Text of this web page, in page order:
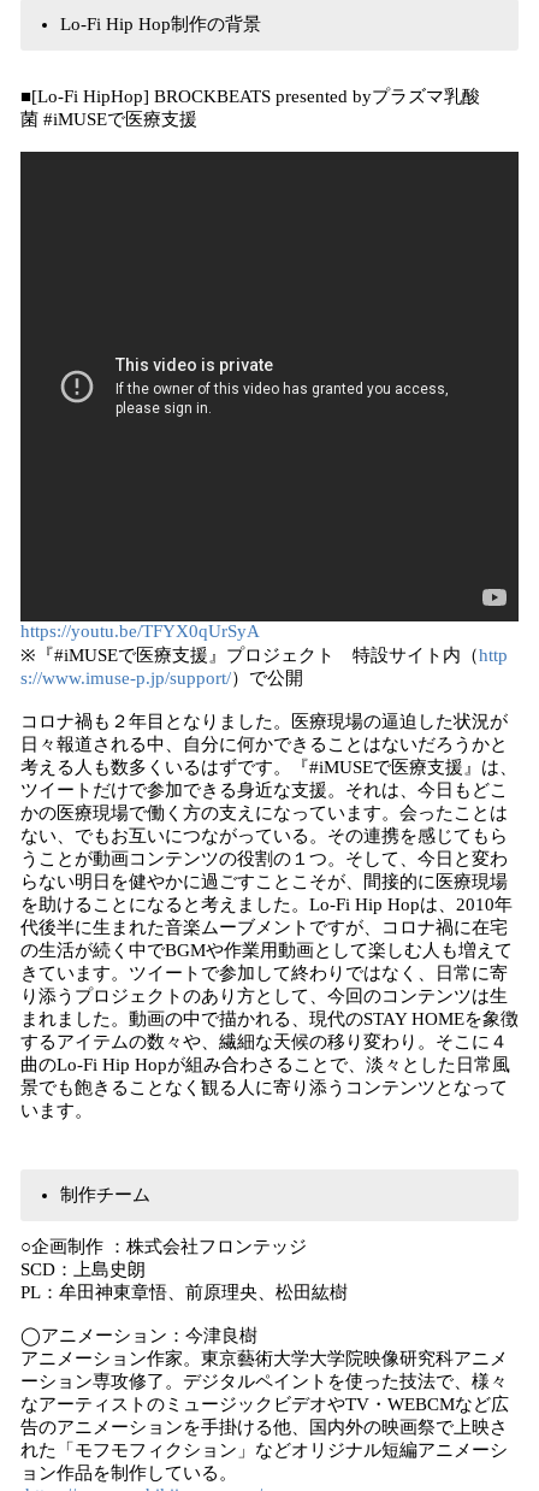
Lo-Fi Hip Hop制作の背景
■[Lo-Fi HipHop] BROCKBEATS presented byプラズマ乳酸
菌 #iMUSEで医療支援
https://youtu.be/TFYX0qUrSyA
※『#iMUSEで医療支援』プロジェクト 特設サイト内（http
s://www.imuse-p.jp/support/）で公開
コロナ禍も２年目となりました。医療現場の逼迫した状況が
日々報道される中、自分に何かできることはないだろうかと
考える人も数多くいるはずです。『#iMUSEで医療支援』は、
ツイートだけで参加できる身近な支援。それは、今日もどこ
かの医療現場で働く方の支えになっています。会ったことは
ない、でもお互いにつながっている。その連携を感じてもら
うことが動画コンテンツの役割の１つ。そして、今日と変わ
らない明日を健やかに過ごすことこそが、間接的に医療現場
を助けることになると考えました。Lo-Fi Hip Hopは、2010年
代後半に生まれた音楽ムーブメントですが、コロナ禍に在宅
の生活が続く中でBGMや作業用動画として楽しむ人も増えて
きています。ツイートで参加して終わりではなく、日常に寄
り添うプロジェクトのあり方として、今回のコンテンツは生
まれました。動画の中で描かれる、現代のSTAY HOMEを象徴
するアイテムの数々や、繊細な天候の移り変わり。そこに４
曲のLo-Fi Hip Hopが組み合わさることで、淡々とした日常風
景でも飽きることなく観る人に寄り添うコンテンツとなって
います。
制作チーム
○企画制作 ：株式会社フロンテッジ
SCD：上島史朗
PL：牟田神東章悟、前原理央、松田紘樹
◯アニメーション：今津良樹
アニメーション作家。東京藝術大学大学院映像研究科アニメ
ーション専攻修了。デジタルペイントを使った技法で、様々
なアーティストのミュージックビデオやTV・WEBCMなど広
告のアニメーションを手掛ける他、国内外の映画祭で上映さ
れた「モフモフィクション」などオリジナル短編アニメーシ
ョン作品を制作している。